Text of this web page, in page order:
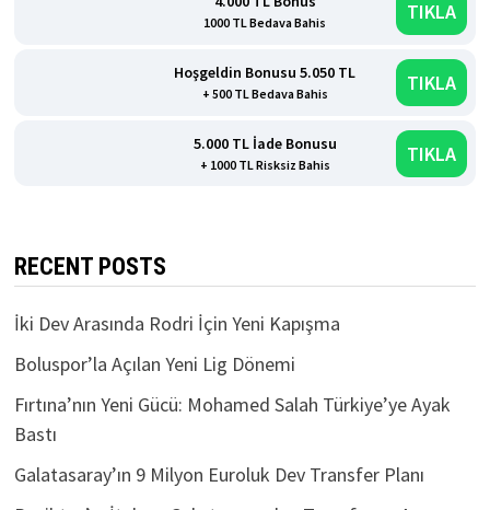
4.000 TL Bonus TIKLA
Hoşgeldin Bonusu 5.050 TL TIKLA
5.000 TL İade Bonusu TIKLA
RECENT POSTS
İki Dev Arasında Rodri İçin Yeni Kapışma
Boluspor’la Açılan Yeni Lig Dönemi
Fırtına’nın Yeni Gücü: Mohamed Salah Türkiye’ye Ayak
Galatasaray’ın 9 Milyon Euroluk Dev Transfer Planı